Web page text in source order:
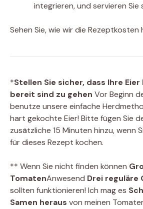
integrieren, und servieren Sie
Sehen Sie, wie wir die Rezeptkosten
*Stellen Sie sicher, dass Ihre
bereit sind zu gehen Vor Beginn
benutze unsere einfache
hart gekochte Eier! Bitte fügen Sie
zusätzliche 15 Minuten hinzu, wenn
für dieses Rezept kochen.
** Wenn Sie nicht finden können
TomatenAnwesend Drei reguläre
sollten funktionieren! Ich mag es
Samen heraus von meinen